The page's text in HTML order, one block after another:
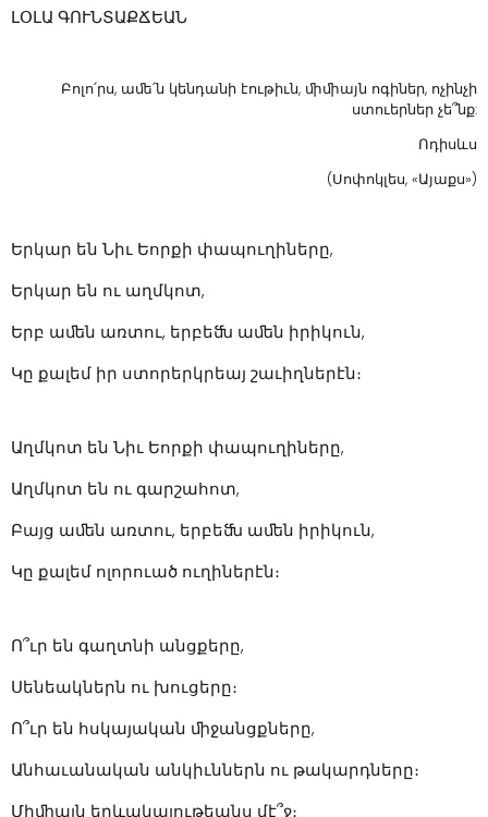
ԼՕԼԱ ԳՈՒՆՏԱՔՃԵԱՆ
Բոլո՛րս, աﬔ՛ն կենդանի էութիւն, ﬕﬕայն ոգիներ, ոչինչի
ստուերներ չե՞նք:
Ոդիսևս
(Սոփոկլես, «Այաքս»)
Երկար են Նիւ Եորքի փապուղիները,
Երկար են ու աղմկոտ,
Երբ աﬔն առտու, երբեﬓ աﬔն իրիկուն,
Կը քալեմ իր ստորերկրեայ շաւիղներէն։
Աղմկոտ են Նիւ Եորքի փապուղիները,
Աղմկոտ են ու գարշահոտ,
Բայց աﬔն առտու, երբեﬓ աﬔն իրիկուն,
Կը քալեմ ոլորուած ուղիներէն։
Ո՞ւր են գաղտնի անցքերը,
Սենեակներն ու խուցերը։
Ո՞ւր են հսկայական ﬕջանցքները,
Անհաւանական անկիւններն ու թակարդները։
Միﬕայն երևակայութեանս մէ՞ջ։